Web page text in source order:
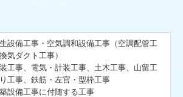
設備工事・空気調和設備工事（空調配管工
気ダクト工事）
工事、電気・計装工事、土木工事、山留工
工事、鉄筋・左官・型枠工事
設備工事に付随する工事